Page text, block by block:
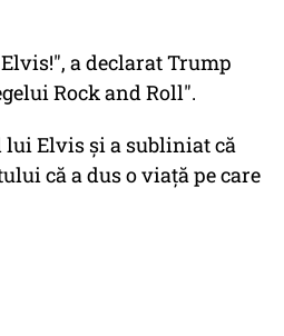
a declarat Trump
Rock and Roll".
lui Elvis şi a subliniat că
că a dus o viaţă pe care